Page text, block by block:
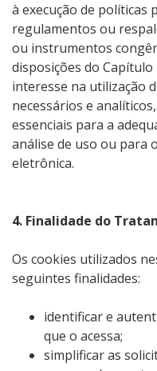
à execução de políticas
regulamentos ou
ou instrumentos
disposições do Capítulo
interesse na utilização
necessários e
essenciais para a
análise de uso ou para
eletrônica.
4. Finalidade do
Os cookies utilizados
seguintes finalidades:
identificar e
que o acessa;
simplificar as